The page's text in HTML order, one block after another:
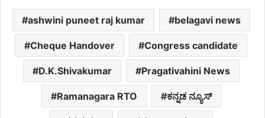
ashwini puneet raj kumar belagavi news
Cheque Handover Congress candidate
D.K.Shivakumar Pragativahini News
Ramanagara RTO ಕನ್ನಡ ನ್ಯೂಸ್